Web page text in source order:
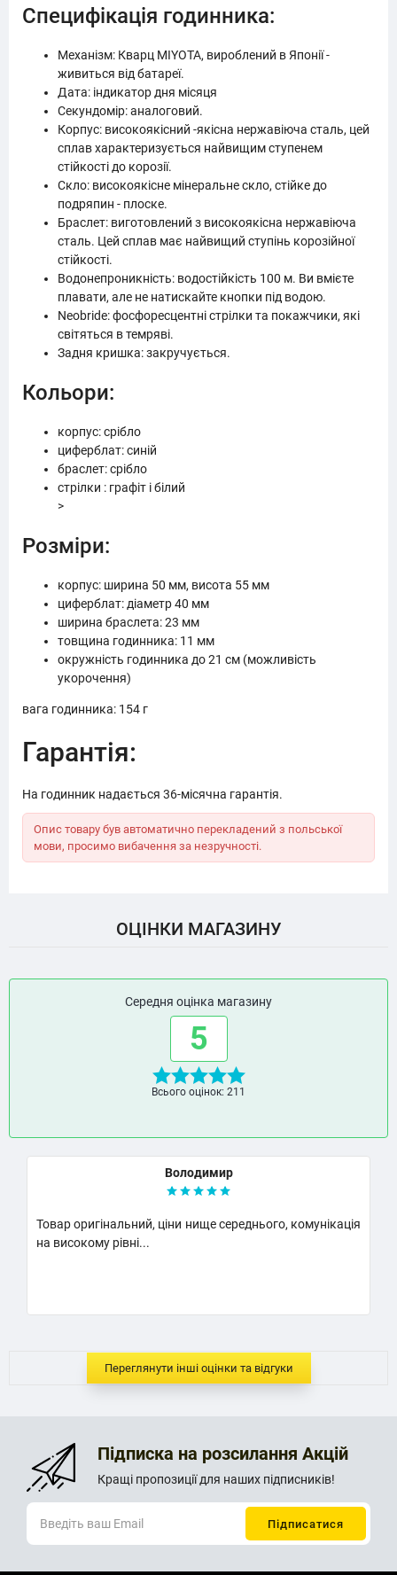
Специфікація годинника:
Механізм: Кварц MIYOTA, вироблений в Японії -
живиться від батареї.
Дата: індикатор дня місяця
Секундомір: аналоговий.
Корпус: високоякісний -якісна нержавіюча сталь, цей
сплав характеризується найвищим ступенем
стійкості до корозії.
Скло: високоякісне мінеральне скло, стійке до
подряпин - плоске.
Браслет: виготовлений з високоякісна нержавіюча
сталь. Цей сплав має найвищий ступінь корозійної
стійкості.
Водонепроникність: водостійкість 100 м. Ви вмієте
плавати, але не натискайте кнопки під водою.
Neobride: фосфоресцентні стрілки та покажчики, які
світяться в темряві.
Задня кришка: закручується.
Кольори:
корпус: срібло
циферблат: синій
браслет: срібло
стрілки : графіт і білий
>
Розміри:
корпус: ширина 50 мм, висота 55 мм
циферблат: діаметр 40 мм
ширина браслета: 23 мм
товщина годинника: 11 мм
окружність годинника до 21 см (можливість
укорочення)
вага годинника: 154 г
Гарантія:
На годинник надається 36-місячна гарантія.
Опис товару був автоматично перекладений з польської
мови, просимо вибачення за незручності.
ОЦІНКИ МАГАЗИНУ
Середня оцінка магазину
5
Всього оцінок: 211
Володимир
Товар оригінальний, ціни нище середнього, комунікація
на високому рівні...
Переглянути інші оцінки та відгуки
Підписка на розсилання Акцій
Кращі пропозиції для наших підписників!